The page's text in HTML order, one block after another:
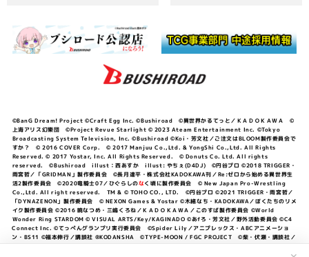
©BanG Dream! Project ©Craft Egg Inc. ©Bushiroad ©異世界かるてっと／ＫＡＤＯＫＡＷＡ ©
上海アリス幻樂団 ©Project Revue Starlight © 2023 Ateam Entertainment Inc. ©Tokyo
Broadcasting System Television, Inc. ©Bushiroad ©Koi・芳文社／ご注文はBLOOM製作委員会で
すか？ © 2016 COVER Corp. © 2017 Manjuu Co.,Ltd. & YongShi Co.,Ltd. All Rights
Reserved. © 2017 Yostar, Inc. All Rights Reserved. © Donuts Co. Ltd. All rights
reserved. ©Bushiroad illust：西あすか illust: やちぇ(D4DJ) ©円谷プロ ©2018 TRIGGER・
雨宮哲／「GRIDMAN」製作委員会 ©長月達平・株式会社KADOKAWA刊／Re:ゼロから始める異世界生
活2製作委員会 ©2020竜騎士07／ひぐらしのなく頃に製作委員会 © New Japan Pro-Wrestling
Co.,Ltd. All right reserved. TM & © TOHO CO., LTD. ©円谷プロ ©2021 TRIGGER・雨宮哲／
「DYNAZENON」製作委員会 © NEXON Games & Yostar ©木緒なち・KADOKAWA／ぼくたちのリメ
イク製作委員会 ©2016 暁なつめ・三嶋くろね／ＫＡＤＯＫＡＷＡ／このすば製作委員会 ©World
Wonder Ring STARDOM © VISUAL ARTS/Key/KAGINADO ©あfろ・芳文社／野外活動委員会 ©C4
Connect Inc. ©てっぺんグランプリ実行委員会 ©Spider Lily／アニプレックス・ABCアニメーショ
ン・BS11 ©福本伸行／講談社 ®KODANSHA ©TYPE-MOON / FGC PROJECT ©柴・伏瀬・講談社／